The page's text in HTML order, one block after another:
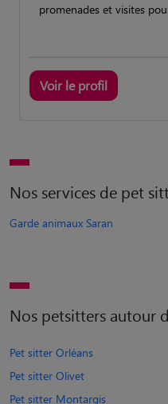
promenades et visites
Voir le profil
Nos services de pet
Garde animaux Saran
Nos petsitters autour
Pet sitter Orléans
Pet sitter Olivet
Pet sitter Montargis